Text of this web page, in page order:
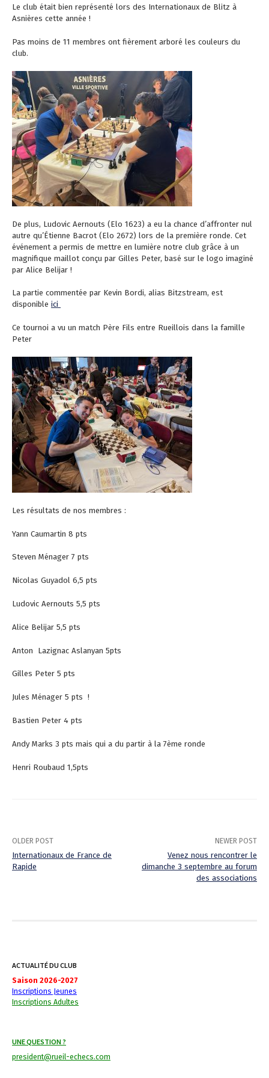
Le club était bien représenté lors des Internationaux de Blitz à
Asnières cette année !
Pas moins de 11 membres ont fièrement arboré les couleurs du
club.
De plus, Ludovic Aernouts (Elo 1623) a eu la chance d’affronter nul
autre qu’Étienne Bacrot (Elo 2672) lors de la première ronde. Cet
événement a permis de mettre en lumière notre club grâce à un
magnifique maillot conçu par Gilles Peter, basé sur le logo imaginé
par Alice Belijar !
La partie commentée par Kevin Bordi, alias Bitzstream, est
disponible ici
Ce tournoi a vu un match Père Fils entre Rueillois dans la famille
Peter
Les résultats de nos membres :
Yann Caumartin 8 pts
Steven Ménager 7 pts
Nicolas Guyadol 6,5 pts
Ludovic Aernouts 5,5 pts
Alice Belijar 5,5 pts
Anton Lazignac Aslanyan 5pts
Gilles Peter 5 pts
Jules Ménager 5 pts !
Bastien Peter 4 pts
Andy Marks 3 pts mais qui a du partir à la 7ème ronde
Henri Roubaud 1,5pts
n
a
v
g
OLDER POST
Internationaux de France de
Rapide
NEWER POST
Venez nous rencontrer le
dimanche 3 septembre au forum
des associations
ACTUALITÉ DU CLUB
Saison 2026-2027
Inscriptions Jeunes
Inscriptions Adultes
UNE QUESTION ?
president@rueil-echecs.com